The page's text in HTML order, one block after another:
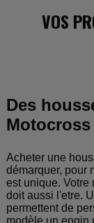
VOS
Des
Motocross
Acheter une
démarquer, pour
est unique. Votre
doit aussi l'etre.
permettent de
modèle un engin